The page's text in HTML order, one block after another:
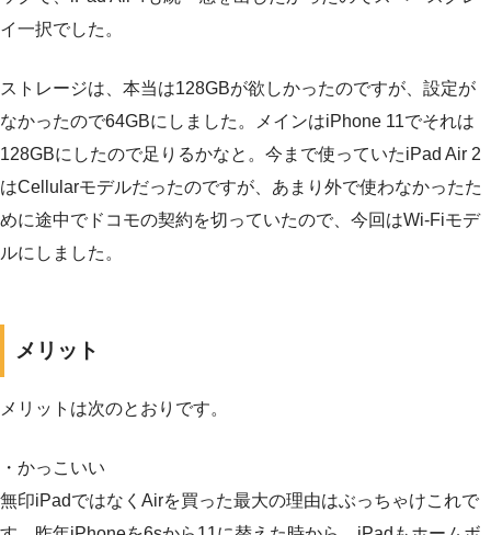
イ一択でした。
ストレージは、本当は128GBが欲しかったのですが、設定が
なかったので64GBにしました。メインはiPhone 11でそれは
128GBにしたので足りるかなと。今まで使っていたiPad Air 2
はCellularモデルだったのですが、あまり外で使わなかったた
めに途中でドコモの契約を切っていたので、今回はWi-Fiモデ
ルにしました。
メリット
メリットは次のとおりです。
・かっこいい
無印iPadではなくAirを買った最大の理由はぶっちゃけこれで